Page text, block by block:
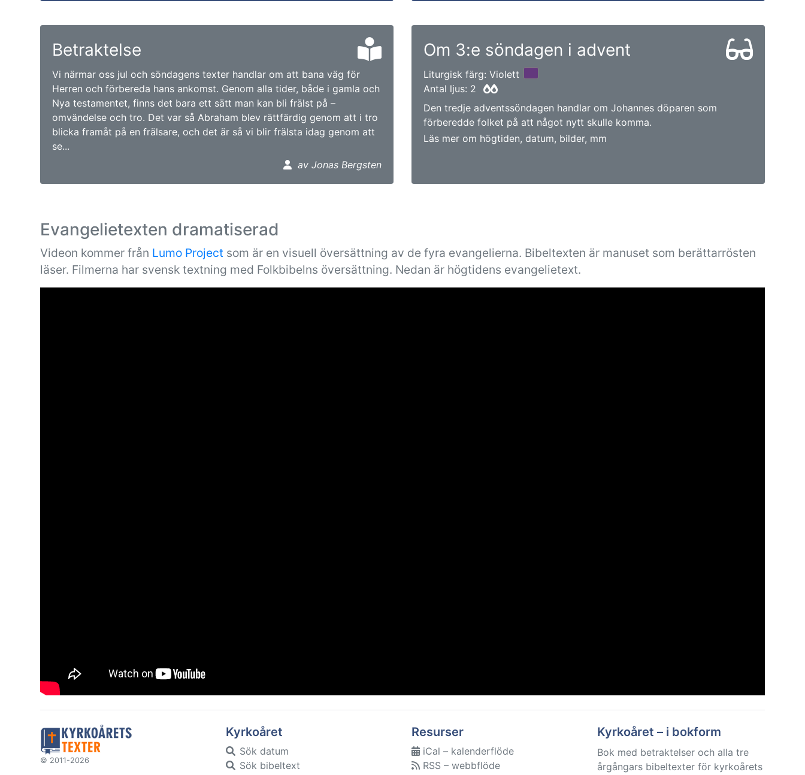
Betraktelse
Vi närmar oss jul och söndagens texter handlar om att bana väg för
Herren och förbereda hans ankomst. Genom alla tider, både i gamla och
Nya testamentet, finns det bara ett sätt man kan bli frälst på –
omvändelse och tro. Det var så Abraham blev rättfärdig genom att i tro
blicka framåt på en frälsare, och det är så vi blir frälsta idag genom att
se...
av Jonas Bergsten
Om 3:e söndagen i advent
Liturgisk färg: Violett
Antal ljus: 2
Den tredje adventssöndagen handlar om Johannes döparen som
förberedde folket på att något nytt skulle komma.
Läs mer om högtiden, datum, bilder, mm
Evangelietexten dramatiserad
Videon kommer från Lumo Project som är en visuell översättning av de fyra evangelierna. Bibeltexten är manuset som berättarrösten
läser. Filmerna har svensk textning med Folkbibelns översättning. Nedan är högtidens evangelietext.
© 2011-2026
Kyrkoåret
Sök datum
Sök bibeltext
Resurser
iCal – kalenderflöde
RSS – webbflöde
Kyrkoåret – i bokform
Bok med betraktelser och alla tre
årgångars bibeltexter för kyrkoårets